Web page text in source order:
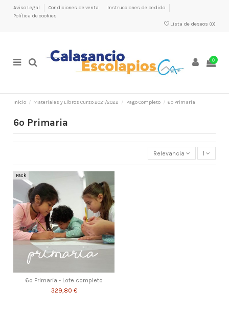
Aviso Legal Condiciones de venta
Instrucciones de pedido
Política de cookies
Lista de deseos (0)
0
Inicio Materiales y Libros Curso 2021/2022 Pago Completo 6º Primaria
6º Primaria
Relevancia 1
Pack
6º Primaria - Lote completo
329,80 €